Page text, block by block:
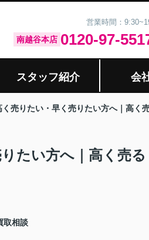
営業時間：
南越谷本店 0120-97-
スタッフ紹介 会
売りたい・早く売りたい方へ｜高く
たい方へ｜高く売る
取相談